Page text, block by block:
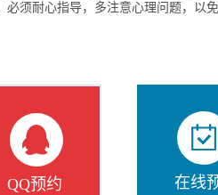
须耐心指导，多注意心理问题，以
QQ预约 在线